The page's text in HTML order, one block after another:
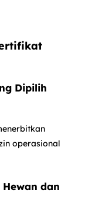
Dipilih
operasional
dan